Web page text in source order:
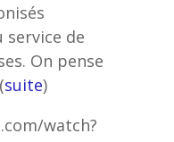
service de
On pense
suite)
watch?